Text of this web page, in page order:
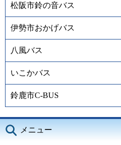
松阪市鈴の音バス
伊勢市おかげバス
八風バス
いこかバス
鈴鹿市C-BUS
メニュー